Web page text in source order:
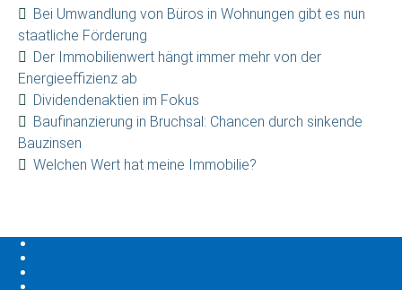
Bei Umwandlung von Büros in Wohnungen gibt es nun
staatliche Förderung
Der Immobilienwert hängt immer mehr von der
Energieeffizienz ab
Dividendenaktien im Fokus
Baufinanzierung in Bruchsal: Chancen durch sinkende
Bauzinsen
Welchen Wert hat meine Immobilie?